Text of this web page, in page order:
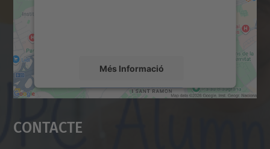
Més Informació
Accepta
powered by
Contacte